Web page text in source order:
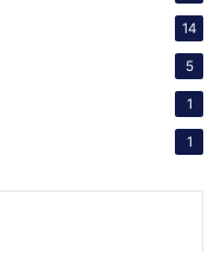
14
5
1
1